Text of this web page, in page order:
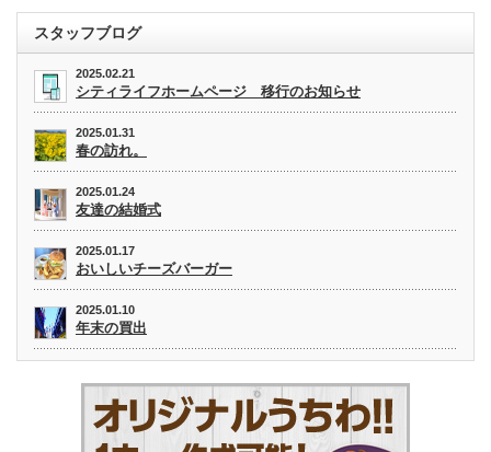
スタッフブログ
2025.02.21
シティライフホームページ 移行のお知らせ
2025.01.31
春の訪れ。
2025.01.24
友達の結婚式
2025.01.17
おいしいチーズバーガー
2025.01.10
年末の買出